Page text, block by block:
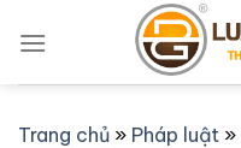
qua
Trang chủ » Pháp luật »